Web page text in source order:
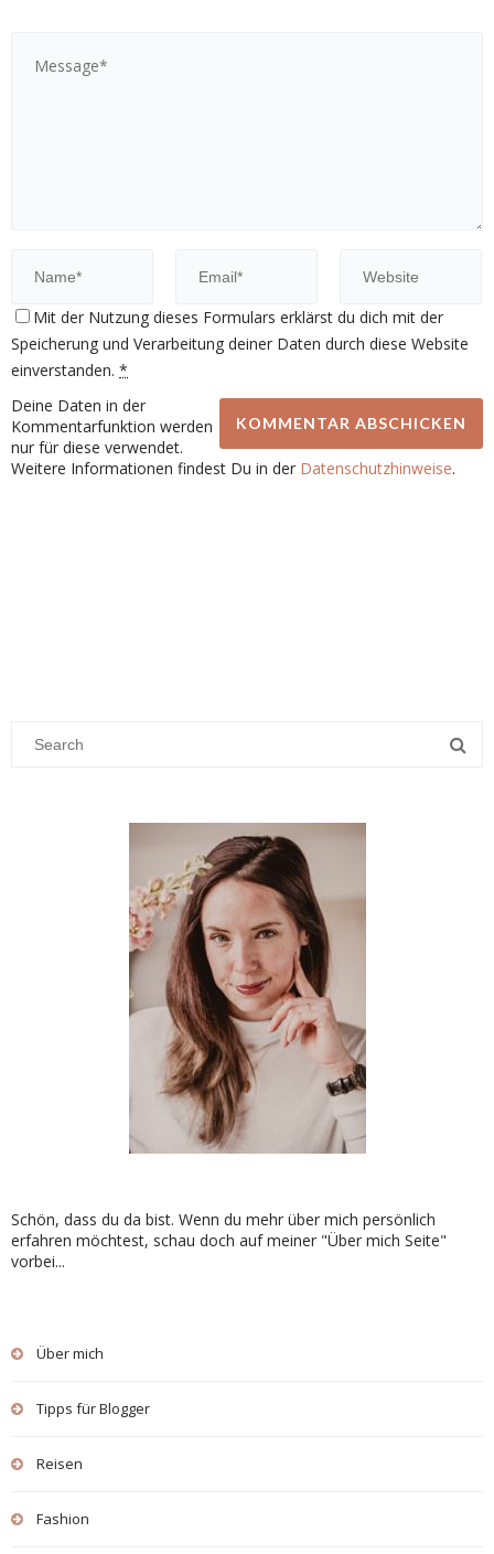
Mit der Nutzung dieses Formulars erklärst du dich mit der
Speicherung und Verarbeitung deiner Daten durch diese Website
einverstanden. *
Deine Daten in der
Kommentarfunktion werden
nur für diese verwendet.
Weitere Informationen findest Du in der Datenschutzhinweise.
Schön, dass du da bist. Wenn du mehr über mich persönlich
erfahren möchtest, schau doch auf meiner "Über mich Seite"
vorbei...
Über mich
Tipps für Blogger
Reisen
Fashion